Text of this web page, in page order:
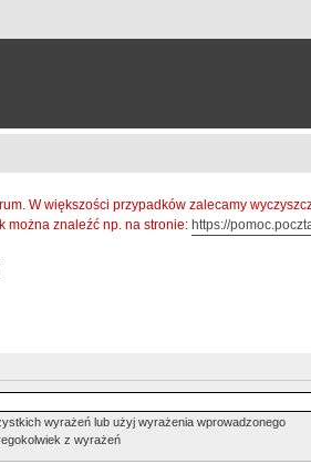
W większości przypadków zalecamy
można znaleźć np. na stronie: https://
wyrażeń lub użyj wyrażenia wprowadzonego
z wyrażeń